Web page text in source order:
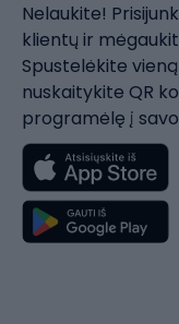
Nelaukite!
klientų ir
Spustelėkite
nuskaitykite QR
programėlę į